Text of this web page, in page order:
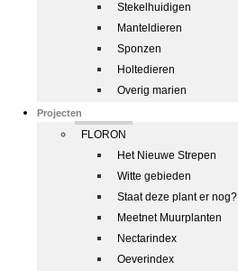
Stekelhuidigen
Manteldieren
Sponzen
Holtedieren
Overig marien
Projecten
FLORON
Het Nieuwe Strepen
Witte gebieden
Staat deze plant er nog?
Meetnet Muurplanten
Nectarindex
Oeverindex